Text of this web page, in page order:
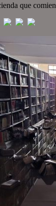
que